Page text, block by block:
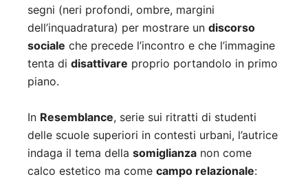
segni (neri profondi, ombre, margini
dell’inquadratura) per mostrare un discorso
sociale che precede l’incontro e che l’immagine
tenta di disattivare proprio portandolo in primo
piano.
In Resemblance, serie sui ritratti di studenti
delle scuole superiori in contesti urbani, l’autrice
indaga il tema della somiglianza non come
calco estetico ma come campo relazionale: